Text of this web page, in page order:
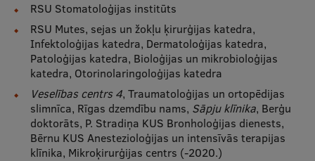
Rezidentūra
Uzņemšana
Praktiska informācija
Par RSU
RSU Stomatoloģijas institūts
RSU Mutes, sejas un žokļu ķirurģijas katedra,
Infektoloģijas katedra, Dermatoloģijas katedra,
Patoloģijas katedra, Bioloģijas un mikrobioloģijas
katedra, Otorinolaringoloģijas katedra
Veselības centrs 4, Traumatoloģijas un ortopēdijas
slimnīca, Rīgas dzemdību nams, Sāpju klīnika, Berģu
doktorāts, P. Stradiņa KUS Bronholoģijas dienests,
Bērnu KUS Anestezioloģijas un intensīvās terapijas
klīnika, Mikroķirurģijas centrs (-2020.)